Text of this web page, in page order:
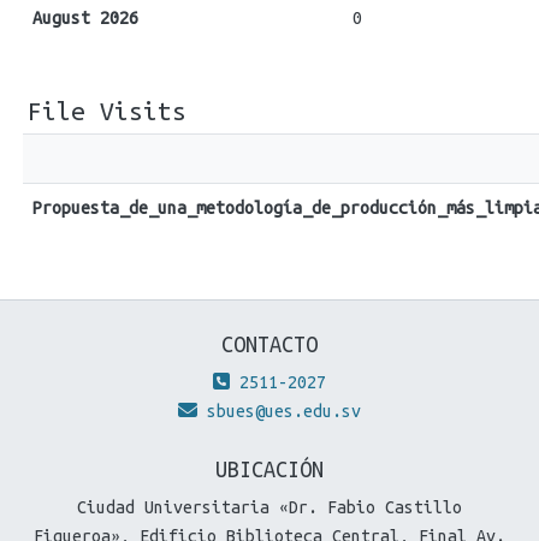
August 2026 0
File Visits
CONTACTO
2511-2027
sbues@ues.edu.sv
UBICACIÓN
Ciudad Universitaria «Dr. Fabio Castillo
Figueroa», Edificio Biblioteca Central, Final Av.